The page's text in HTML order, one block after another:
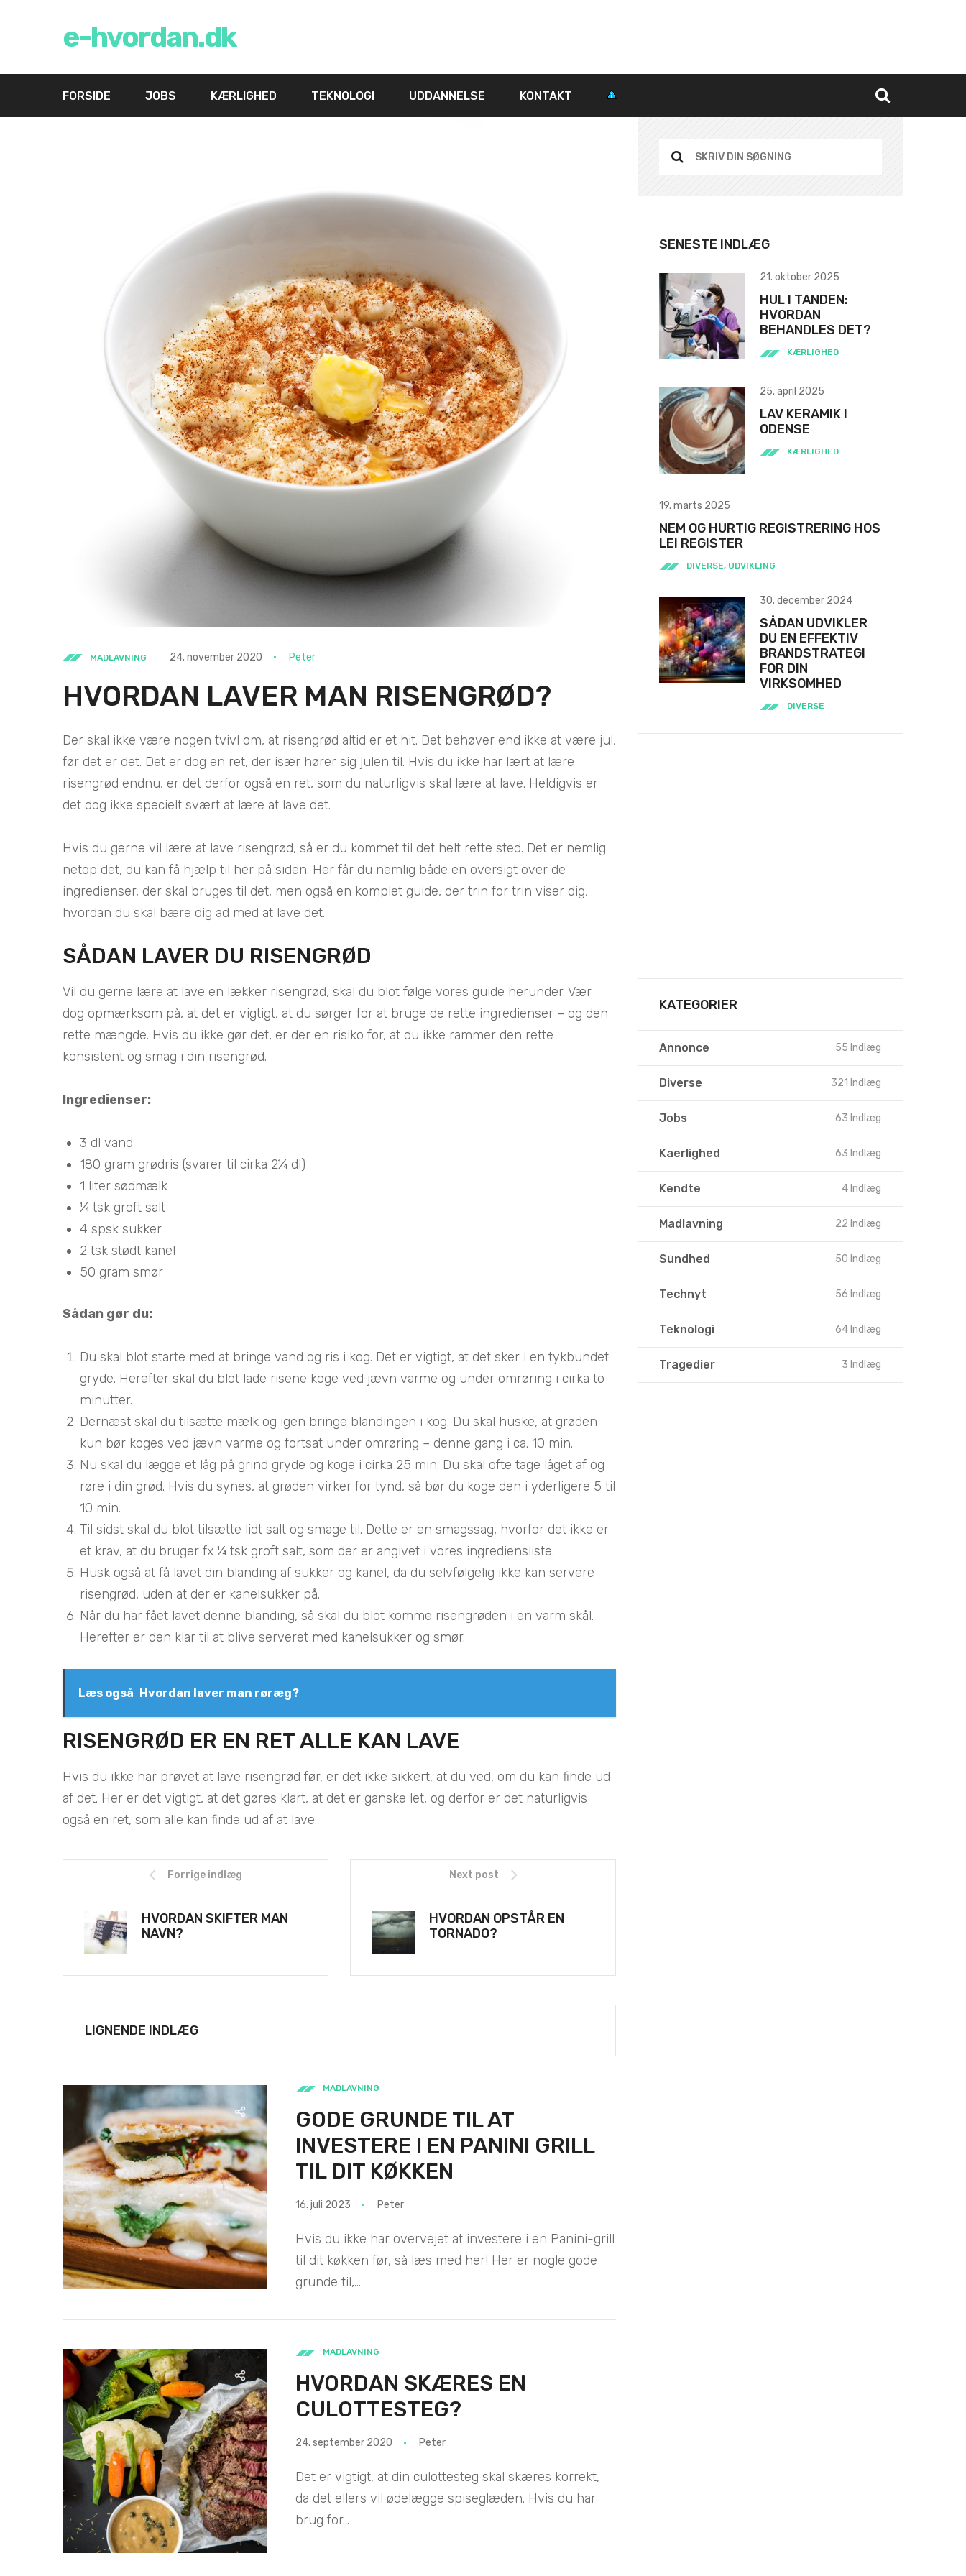
e-hvordan.dk
FORSIDE JOBS KÆRLIGHED TEKNOLOGI UDDANNELSE KONTAKT
MADLAVNING 24. november 2020 Peter
HVORDAN LAVER MAN RISENGRØD?
Der skal ikke være nogen tvivl om, at risengrød altid er et hit. Det behøver end ikke at være jul,
før det er det. Det er dog en ret, der især hører sig julen til. Hvis du ikke har lært at lære
risengrød endnu, er det derfor også en ret, som du naturligvis skal lære at lave. Heldigvis er
det dog ikke specielt svært at lære at lave det.
Hvis du gerne vil lære at lave risengrød, så er du kommet til det helt rette sted. Det er nemlig
netop det, du kan få hjælp til her på siden. Her får du nemlig både en oversigt over de
ingredienser, der skal bruges til det, men også en komplet guide, der trin for trin viser dig,
hvordan du skal bære dig ad med at lave det.
SÅDAN LAVER DU RISENGRØD
Vil du gerne lære at lave en lækker risengrød, skal du blot følge vores guide herunder. Vær
dog opmærksom på, at det er vigtigt, at du sørger for at bruge de rette ingredienser – og den
rette mængde. Hvis du ikke gør det, er der en risiko for, at du ikke rammer den rette
konsistent og smag i din risengrød.
Ingredienser:
3 dl vand
180 gram grødris (svarer til cirka 2¼ dl)
1 liter sødmælk
¼ tsk groft salt
4 spsk sukker
2 tsk stødt kanel
50 gram smør
Sådan gør du:
Du skal blot starte med at bringe vand og ris i kog. Det er vigtigt, at det sker i en tykbundet
gryde. Herefter skal du blot lade risene koge ved jævn varme og under omrøring i cirka to
minutter.
Dernæst skal du tilsætte mælk og igen bringe blandingen i kog. Du skal huske, at grøden
kun bør koges ved jævn varme og fortsat under omrøring – denne gang i ca. 10 min.
Nu skal du lægge et låg på grind gryde og koge i cirka 25 min. Du skal ofte tage låget af og
røre i din grød. Hvis du synes, at grøden virker for tynd, så bør du koge den i yderligere 5 til
10 min.
Til sidst skal du blot tilsætte lidt salt og smage til. Dette er en smagssag, hvorfor det ikke er
et krav, at du bruger fx ¼ tsk groft salt, som der er angivet i vores ingrediensliste.
Husk også at få lavet din blanding af sukker og kanel, da du selvfølgelig ikke kan servere
risengrød, uden at der er kanelsukker på.
Når du har fået lavet denne blanding, så skal du blot komme risengrøden i en varm skål.
Herefter er den klar til at blive serveret med kanelsukker og smør.
Læs også Hvordan laver man røræg?
RISENGRØD ER EN RET ALLE KAN LAVE
Hvis du ikke har prøvet at lave risengrød før, er det ikke sikkert, at du ved, om du kan finde ud
af det. Her er det vigtigt, at det gøres klart, at det er ganske let, og derfor er det naturligvis
også en ret, som alle kan finde ud af at lave.
Forrige indlæg
HVORDAN SKIFTER MAN
NAVN?
Next post
HVORDAN OPSTÅR EN
TORNADO?
LIGNENDE INDLÆG
MADLAVNING
GODE GRUNDE TIL AT
INVESTERE I EN PANINI GRILL
TIL DIT KØKKEN
16. juli 2023 Peter
Hvis du ikke har overvejet at investere i en Panini-grill
til dit køkken før, så læs med her! Her er nogle gode
grunde til,...
MADLAVNING
HVORDAN SKÆRES EN
CULOTTESTEG?
24. september 2020 Peter
Det er vigtigt, at din culottesteg skal skæres korrekt,
da det ellers vil ødelægge spiseglæden. Hvis du har
brug for...
SENESTE INDLÆG
21. oktober 2025
HUL I TANDEN:
HVORDAN
BEHANDLES DET?
KÆRLIGHED
25. april 2025
LAV KERAMIK I
ODENSE
KÆRLIGHED
19. marts 2025
NEM OG HURTIG REGISTRERING HOS
LEI REGISTER
DIVERSE, UDVIKLING
30. december 2024
SÅDAN UDVIKLER
DU EN EFFEKTIV
BRANDSTRATEGI
FOR DIN
VIRKSOMHED
DIVERSE
KATEGORIER
Annonce 55 Indlæg
Diverse 321 Indlæg
Jobs 63 Indlæg
Kaerlighed 63 Indlæg
Kendte 4 Indlæg
Madlavning 22 Indlæg
Sundhed 50 Indlæg
Technyt 56 Indlæg
Teknologi 64 Indlæg
Tragedier 3 Indlæg